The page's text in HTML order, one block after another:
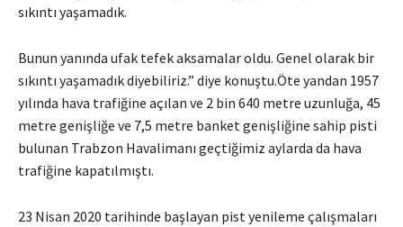
sıkıntı yaşamadık.
Bunun yanında ufak tefek aksamalar oldu. Genel olarak bir
sıkıntı yaşamadık diyebiliriz.” diye konuştu.Öte yandan 1957
yılında hava trafiğine açılan ve 2 bin 640 metre uzunluğa, 45
metre genişliğe ve 7,5 metre banket genişliğine sahip pisti
bulunan Trabzon Havalimanı geçtiğimiz aylarda da hava
trafiğine kapatılmıştı.
23 Nisan 2020 tarihinde başlayan pist yenileme çalışmaları